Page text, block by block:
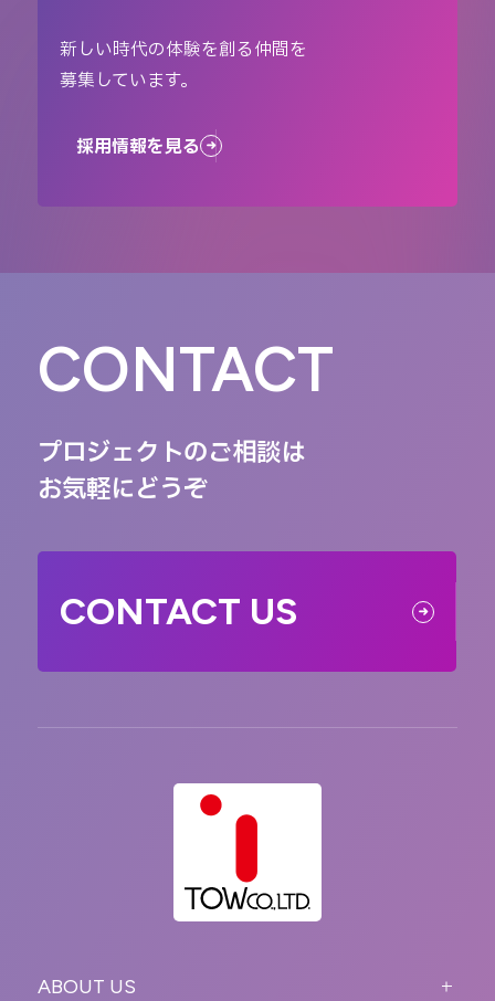
新しい時代の体験を創る仲間を
募集しています。
採用情報を見る
CONTACT
プロジェクトのご相談は
お気軽にどうぞ
CONTACT US
ABOUT US